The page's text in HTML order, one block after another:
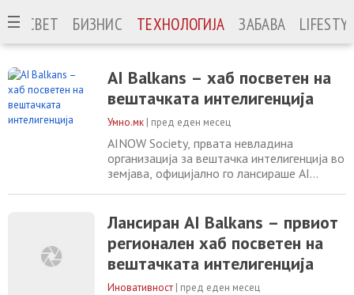
СВЕТ БИЗНИС ТЕХНОЛОГИЈА ЗАБАВА
AI Balkans – хаб посветен на
вештачката интелигенција
Умно.мк | пред еден месец
AINOW Society, првата невладина
организација за вештачка интелигенција во
земјава, официјално го лансираше AI
Западен Балкан. Оваа иницијатива е дел
од пошироката програма на AINOW
Society, чија мисија е да ја унапреди
писменоста, истражувањето, иновациите и
Лансиран AI Balkans – првиот
регионален хаб посветен на
вештачката интелигенција
Иновативност | пред еден месец